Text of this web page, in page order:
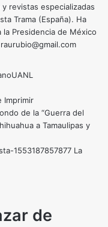
revistas especializadas
Trama (España). Ha
Presidencia de México
UANL
Imprimir
de la “Guerra del
a Tamaulipas y
La
de